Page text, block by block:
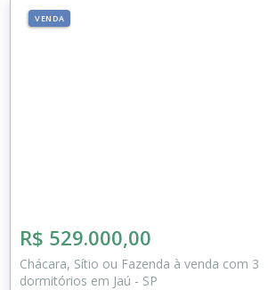
VENDA
R$ 529.000,00
Chácara, Sítio ou Fazenda à venda com 3
dormitórios em Jaú - SP